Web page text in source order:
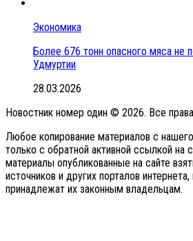
Экономика
Более 676 тонн опасного мяса не
Удмуртии
28.03.2026
Новостник номер один © 2026. Все
Любое копирование материалов с
только с обратной активной ссылкой на
материалы опубликованные на сайте
источников и других порталов
принадлежат их законным владельцам.